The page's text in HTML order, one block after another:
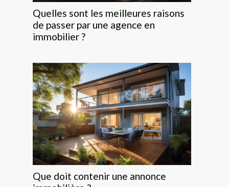
Quelles sont les meilleures raisons
de passer par une agence en
immobilier ?
Que doit contenir une annonce